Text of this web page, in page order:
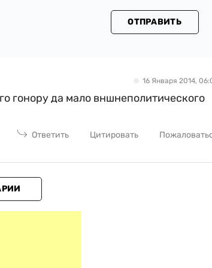
ОТПРАВИТЬ
16 Января 2014,
гонору да мало вншнеполитического
Ответить Цитировать